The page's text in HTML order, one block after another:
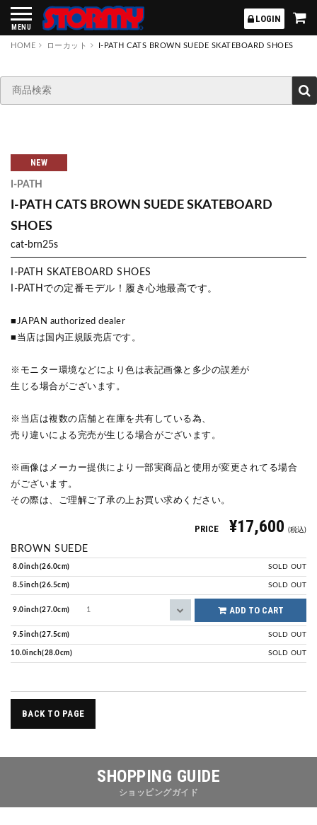
MENU
LOGIN
HOME ローカット I-PATH CATS BROWN SUEDE SKATEBOARD SHOES
NEW
I-PATH
I-PATH CATS BROWN SUEDE SKATEBOARD
SHOES
cat-brn25s
I-PATH SKATEBOARD SHOES
I-PATHでの定番モデル！履き心地最高です。
■JAPAN authorized dealer
■当店は国内正規販売店です。
※モニター環境などにより色は表記画像と多少の誤差が
生じる場合がございます。
※当店は複数の店舗と在庫を共有している為、
売り違いによる完売が生じる場合がございます。
※画像はメーカー提供により一部実商品と使用が変更されてる場合
がございます。
その際は、ご理解ご了承の上お買い求めください。
PRICE ¥17,600 (税込)
BROWN SUEDE
8.0inch(26.0cm) SOLD OUT
8.5inch(26.5cm) SOLD OUT
9.0inch(27.0cm) ADD TO CART
9.5inch(27.5cm) SOLD OUT
10.0inch(28.0cm) SOLD OUT
BACK TO PAGE
SHOPPING GUIDE
ショッピングガイド